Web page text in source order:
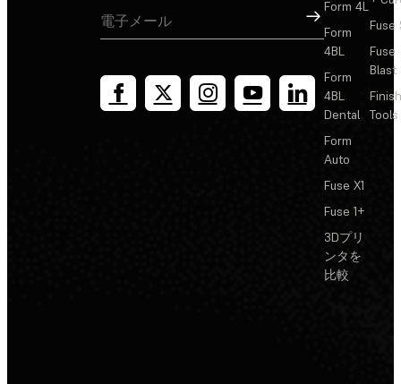
サインアップ
Form 4L
Form
4BL
Form
4BL
Dental
Form
Auto
Fuse X1
Fuse 1+
3Dプリ
ンタを
比較
Fuse
Fuse
Blast
Tools